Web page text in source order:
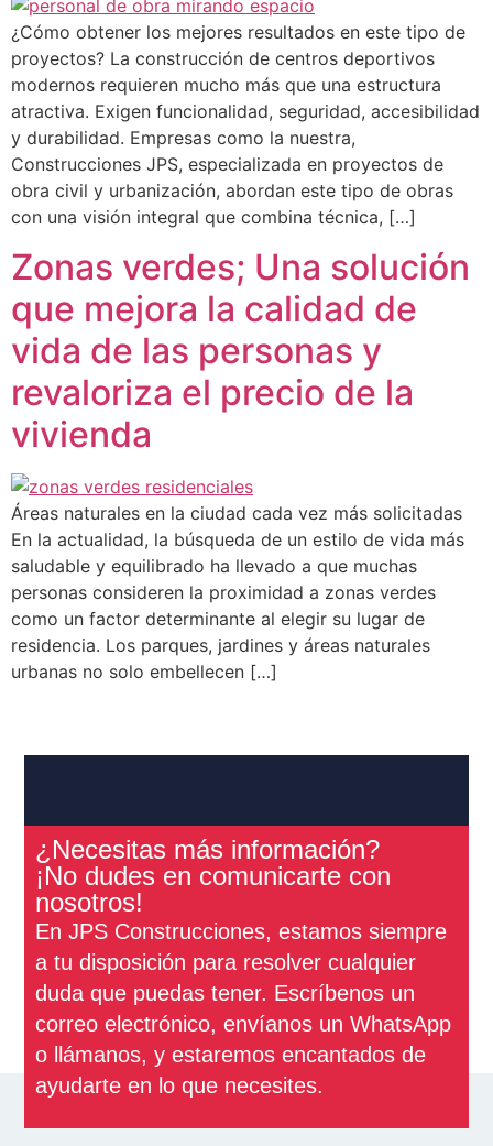
¿Cómo obtener los mejores resultados en este tipo de
proyectos? La construcción de centros deportivos
modernos requieren mucho más que una estructura
atractiva. Exigen funcionalidad, seguridad, accesibilidad
y durabilidad. Empresas como la nuestra,
Construcciones JPS, especializada en proyectos de
obra civil y urbanización, abordan este tipo de obras
con una visión integral que combina técnica, […]
Zonas verdes; Una solución
que mejora la calidad de
vida de las personas y
revaloriza el precio de la
vivienda
Áreas naturales en la ciudad cada vez más solicitadas
En la actualidad, la búsqueda de un estilo de vida más
saludable y equilibrado ha llevado a que muchas
personas consideren la proximidad a zonas verdes
como un factor determinante al elegir su lugar de
residencia. Los parques, jardines y áreas naturales
urbanas no solo embellecen […]
¿Necesitas más información?
¡No dudes en comunicarte con
nosotros!
En JPS Construcciones, estamos siempre
a tu disposición para resolver cualquier
duda que puedas tener. Escríbenos un
correo electrónico, envíanos un WhatsApp
o llámanos, y estaremos encantados de
ayudarte en lo que necesites.